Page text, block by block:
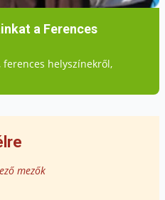
a Ferences
ferences helyszínekről,
mezők